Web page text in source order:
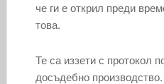
че ги е открил преди
това.
Те са иззети с протокол
досъдебно производство.